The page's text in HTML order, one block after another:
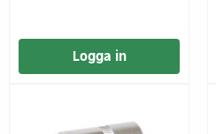
Logga in